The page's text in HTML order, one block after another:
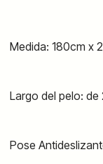
Medida: 180cm x
Largo del pelo:
Pose